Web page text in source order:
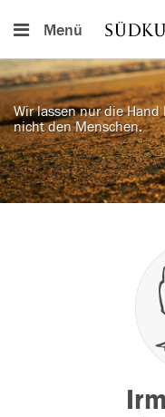
Menü
Wir lassen nur die Hand
nicht den Menschen.